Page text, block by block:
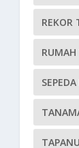
REKOR